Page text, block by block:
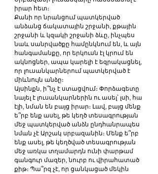
իրար հետ։
Քանի որ նրանցում պատկերված
անձանց ճակատային շրջանի, քթային
շրջանի և կզակի շրջանի ձևը, ինչպես
նաև սանրվածքը համընկնում են, և այն
հանգամանքը, որ երկուսն էլ կրում են
ակնոցներ, ապա կարելի է եզրակացնել,
որ լուսանկարներում պատկերված է
միևնույն անձը։
Այսինքն, ի՞նչ է ստացվում։ Փորձագետը
նայել է լուսանկարներին ու ասել՝ լսի, հա
էլի, նման են բայց իրար։ Լավ, բայց մենք
ե՞րբ ենք ասել, թե կեղծ տեսագրության
մեջ պատկերված անձն ընդհանրապես
նման չէ Արշակ սրբազանին։ Մենք ե՞րբ
ենք ասել, թե կեղծված տեսագրության
մեջ առկա տղամարդն ունի փարթամ
գանգուր մազեր, նուրբ ու վիրահատած
քիթ։ Պա՞րզ չէ, որ ցանկացած մեկին